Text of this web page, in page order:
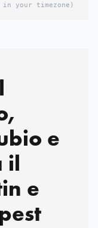
in your timezone)
e
il
e